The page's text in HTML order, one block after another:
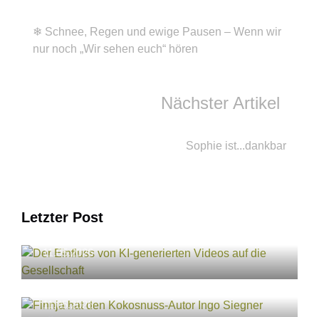
❄ Schnee, Regen und ewige Pausen – Wenn wir
nur noch „Wir sehen euch“ hören
Nächster Artikel
Sophie ist...dankbar
Letzter Post
Der Einfluss von KI-generierten Videos auf
11.05.2026
Finnja hat den Kokosnuss-Autor Ingo
11.05.2026
Tier des Monats: